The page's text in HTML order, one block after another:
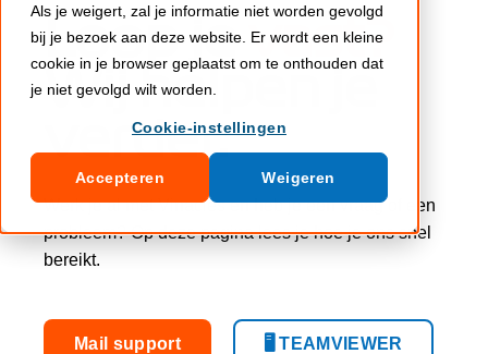
Als je weigert, zal je informatie niet worden gevolgd
bij je bezoek aan deze website. Er wordt een kleine
cookie in je browser geplaatst om te onthouden dat
je niet gevolgd wilt worden.
Cookie-instellingen
Accepteren Weigeren
Loop jevast?
Wij helpen je
verder.
Werk je al met Vinacles en heb je een vraag of een
probleem? Op deze pagina lees je hoe je ons snel
bereikt.
Mail support 🖥️ TEAMVIEWER